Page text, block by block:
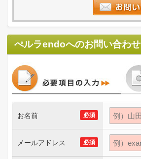
ぺルラendoへのお問い合わせ
必須
お名前
必須
メールアドレス